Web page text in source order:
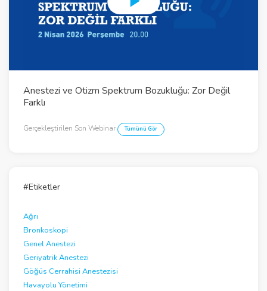
P
l
y
V
i
d
Anestezi ve Otizm Spektrum Bozukluğu: Zor Değil
Farklı
Gerçekleştirilen Son Webinar Tümünü Gör
#Etiketler
Ağrı
Bronkoskopi
Genel Anestezi
Geriyatrik Anestezi
Göğüs Cerrahisi Anestezisi
Havayolu Yönetimi